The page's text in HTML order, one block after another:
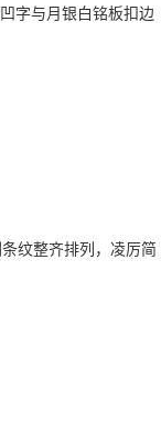
字与月银白铭板扣边
纹整齐排列，凌厉简